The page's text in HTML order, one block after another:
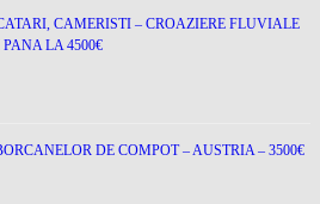
CAMERISTI – CROAZIERE FLUVIALE
LA 4500€
DE COMPOT – AUSTRIA – 3500€